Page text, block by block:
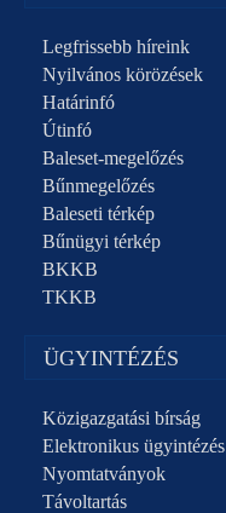
Legfrissebb híreink
Nyilvános körözések
Határinfó
Útinfó
Baleset-megelőzés
Bűnmegelőzés
Baleseti térkép
Bűnügyi térkép
BKKB
TKKB
ÜGYINTÉZÉS
Közigazgatási bírság
Elektronikus ügyintézés
Nyomtatványok
Távoltartás